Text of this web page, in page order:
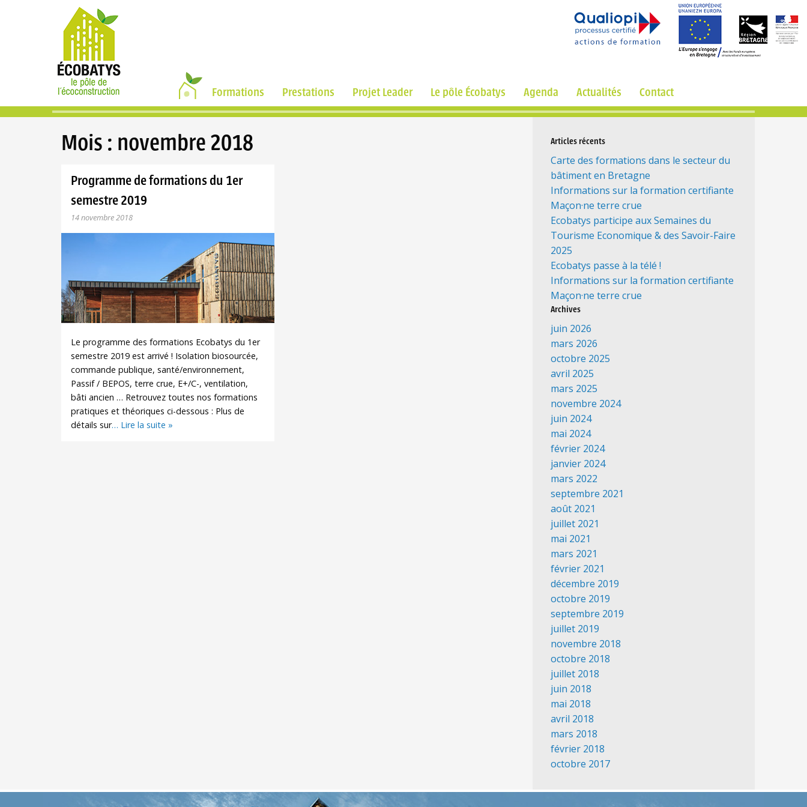
• Formations Prestations Projet Leader Le pôle Écobatys Agenda Actualités Contact
Mois : novembre 2018
Programme de formations du 1er
semestre 2019
14 novembre 2018
Le programme des formations Ecobatys du 1er
semestre 2019 est arrivé ! Isolation biosourcée,
commande publique, santé/environnement,
Passif / BEPOS, terre crue, E+/C-, ventilation,
bâti ancien … Retrouvez toutes nos formations
pratiques et théoriques ci-dessous : Plus de
détails sur… Lire la suite »
Articles récents
Carte des formations dans le secteur du
bâtiment en Bretagne
Informations sur la formation certifiante
Maçon·ne terre crue
Ecobatys participe aux Semaines du
Tourisme Economique & des Savoir-Faire
2025
Ecobatys passe à la télé !
Informations sur la formation certifiante
Maçon·ne terre crue
Archives
juin 2026
mars 2026
octobre 2025
avril 2025
mars 2025
novembre 2024
juin 2024
mai 2024
février 2024
janvier 2024
mars 2022
septembre 2021
août 2021
juillet 2021
mai 2021
mars 2021
février 2021
décembre 2019
octobre 2019
septembre 2019
juillet 2019
novembre 2018
octobre 2018
juillet 2018
juin 2018
mai 2018
avril 2018
mars 2018
février 2018
octobre 2017